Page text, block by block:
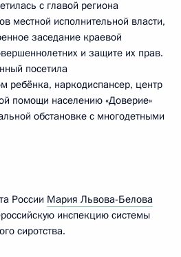
с главой региона
местной исполнительной власти,
заседание краевой
и защите их прав.
посетила
ребёнка, наркодиспансер, центр
помощи населению «Доверие»
обстановке с многодетными
России Мария Львова-Белова
инспекцию системы
сиротства.